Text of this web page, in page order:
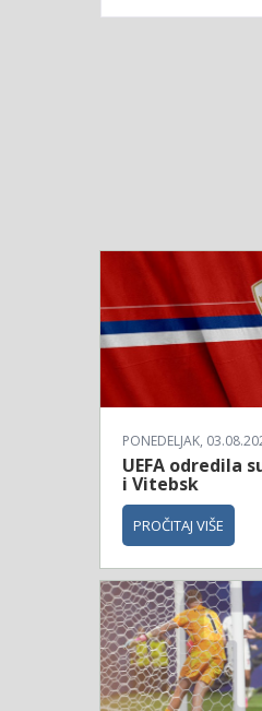
PONEDELJAK,
UEFA odredila
i Vitebsk
PROČITAJ VIŠE